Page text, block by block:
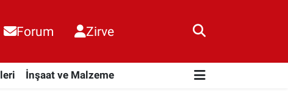
Forum Zirve
İnşaat ve Malzeme